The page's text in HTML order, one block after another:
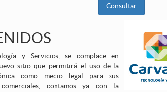
Consultar
y Servicios, se complace en
sitio que permitirá el uso de la
como medio legal para sus
comerciales, contamos ya con la